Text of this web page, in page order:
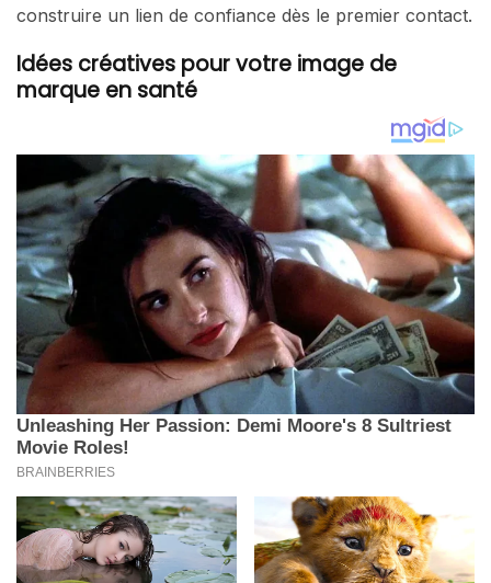
construire un lien de confiance dès le premier contact.
Idées créatives pour votre image de
marque en santé